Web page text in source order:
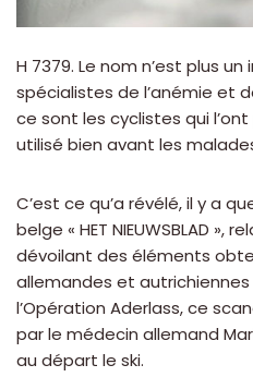
H 7379. Le nom n’est plus
spécialistes de l’anémie et
ce sont les cyclistes qui
utilisé bien avant les
C’est ce qu’a révélé, il y a
belge « HET NIEUWSBLAD »,
dévoilant des éléments
allemandes et
l’Opération Aderlass, ce
par le médecin allemand
au départ le ski.